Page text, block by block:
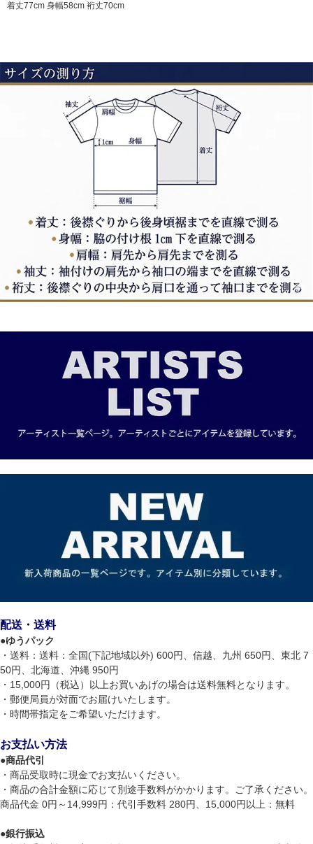
着丈77cm 身幅58cm 裄丈70cm
配送・送料
●ゆうパック
・送料：送料：全国(下記地域以外) 600円、信越、九州 650円、東北 7
50円、北海道、沖縄 950円
・15,000円（税込）以上お買いあげの場合は送料無料となります。
・郵便局員が対面でお届けいたします。
・時間帯指定をご希望いただけます。
お支払い方法
●商品代引
・商品受取時に現金でお支払いください。
・商品の合計金額に応じて別途手数料がかかります。ご了承ください。
商品代金 0円～14,999円：代引手数料 280円、15,000円以上：無料
●銀行振込